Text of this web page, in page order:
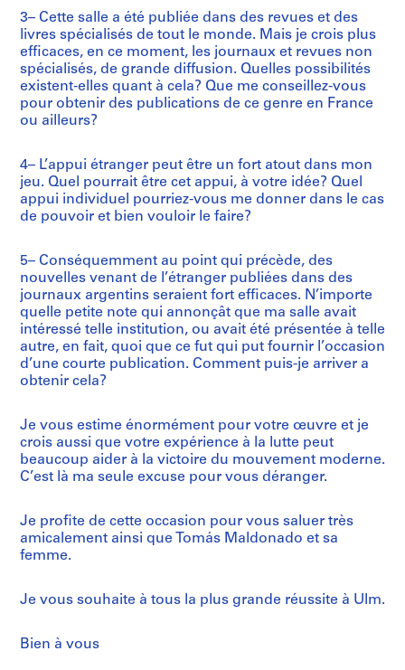
3– Cette salle a été publiée dans des revues et des
livres spécialisés de tout le monde. Mais je crois plus
efficaces, en ce moment, les journaux et revues non
spécialisés, de grande diffusion. Quelles possibilités
existent-elles quant à cela? Que me conseillez-vous
pour obtenir des publications de ce genre en France
ou ailleurs?
4– L’appui étranger peut être un fort atout dans mon
jeu. Quel pourrait être cet appui, à votre idée? Quel
appui individuel pourriez-vous me donner dans le cas
de pouvoir et bien vouloir le faire?
5– Conséquemment au point qui précède, des
nouvelles venant de l’étranger publiées dans des
journaux argentins seraient fort efficaces. N’importe
quelle petite note qui annonçât que ma salle avait
intéressé telle institution, ou avait été présentée à telle
autre, en fait, quoi que ce fut qui put fournir l’occasion
d’une courte publication. Comment puis-je arriver a
obtenir cela?
Je vous estime énormément pour votre œuvre et je
crois aussi que votre expérience à la lutte peut
beaucoup aider à la victoire du mouvement moderne.
C’est là ma seule excuse pour vous déranger.
Je profite de cette occasion pour vous saluer très
amicalement ainsi que Tomás Maldonado et sa
femme.
Je vous souhaite à tous la plus grande réussite à Ulm.
Bien à vous